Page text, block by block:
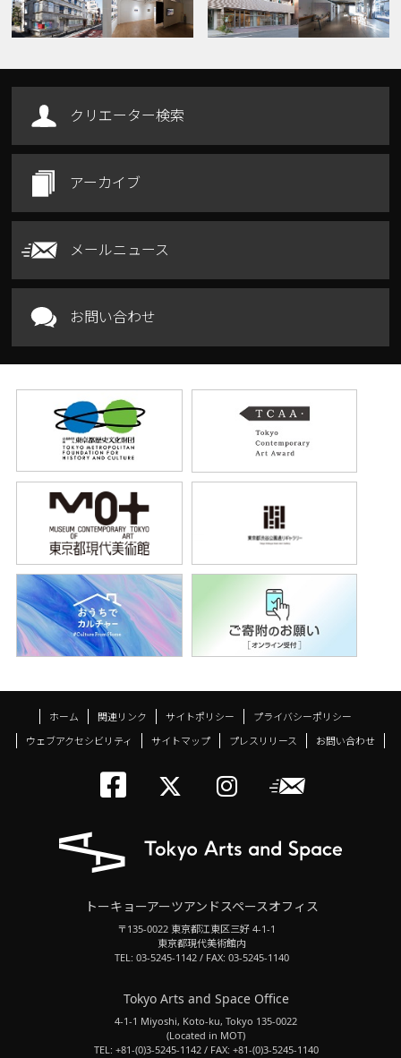
クリエーター検索
アーカイブ
メールニュース
お問い合わせ
ホーム 関連リンク サイトポリシー
プライバシーポリシー
ウェブアクセシビリティ
サイトマップ プレスリリース お問い合わせ
トーキョーアーツ
メールニ
トーキョーアーツアンドスペースオフィス
〒135-0022 東京都江東区三好 4-1-1
東京都現代美術館内
TEL: 03-5245-1142 / FAX: 03-5245-1140
Tokyo Arts and Space Office
4-1-1 Miyoshi, Koto-ku, Tokyo 135-0022
(Located in MOT)
TEL: +81-(0)3-5245-1142 / FAX: +81-(0)3-5245-1140